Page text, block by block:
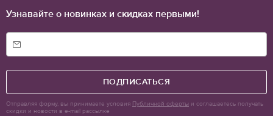
Узнавайте о новинках и скидках первыми!
ПОДПИСАТЬСЯ
Отправляя форму, вы принимаете условия Публичной оферты и соглашаетесь получать
скидки и новости в e-mail рассылке